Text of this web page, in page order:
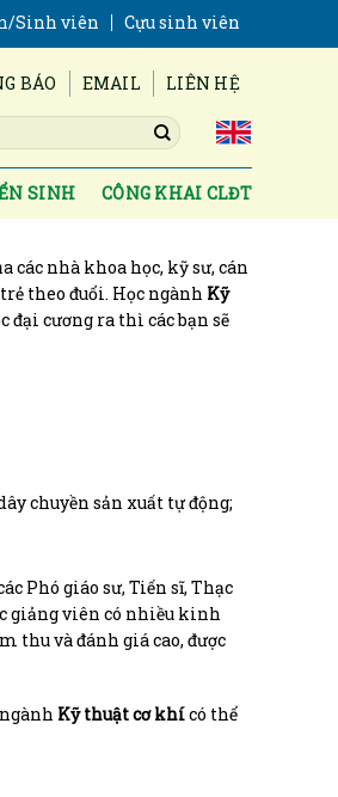
Sinh viên Cựu sinh viên
BÁO EMAIL LIÊN HỆ
SINH CÔNG KHAI CLĐT
các nhà khoa học, kỹ sư, cán
theo đuổi. Học ngành Kỹ
đại cương ra thì các bạn sẽ
chuyền sản xuất tự động;
Phó giáo sư, Tiến sĩ, Thạc
giảng viên có nhiều kinh
thu và đánh giá cao, được
Kỹ thuật cơ khícó thể